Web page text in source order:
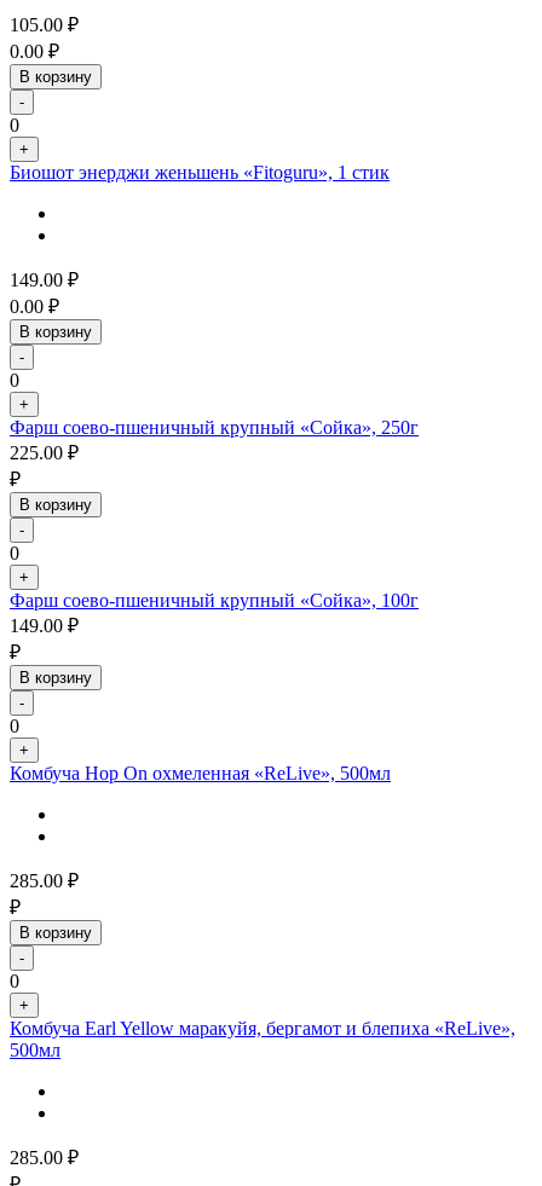
105.00 ₽
0.00 ₽
В корзину
-
0
+
Биошот энерджи женьшень «Fitoguru», 1 стик
149.00 ₽
0.00 ₽
В корзину
-
0
+
Фарш соево-пшеничный крупный «Сойка», 250г
225.00 ₽
₽
В корзину
-
0
+
Фарш соево-пшеничный крупный «Сойка», 100г
149.00 ₽
₽
В корзину
-
0
+
Комбуча Hop On охмеленная «ReLive», 500мл
285.00 ₽
₽
В корзину
-
0
+
Комбуча Earl Yellow маракуйя, бергамот и блепиха «ReLive»,
500мл
285.00 ₽